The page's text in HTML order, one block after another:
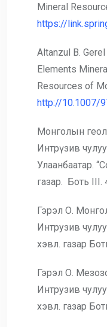
Mineral
https://
Altanzul B.
Elements
Resources of
http://10.1007/
Монголын
Интрүзив
Улаанбаатар.
газар. Боть III.
Гэрэл О.
Интрузив
хэвл. газар
Гэрэл О.
Интрузив
хэвл. газар